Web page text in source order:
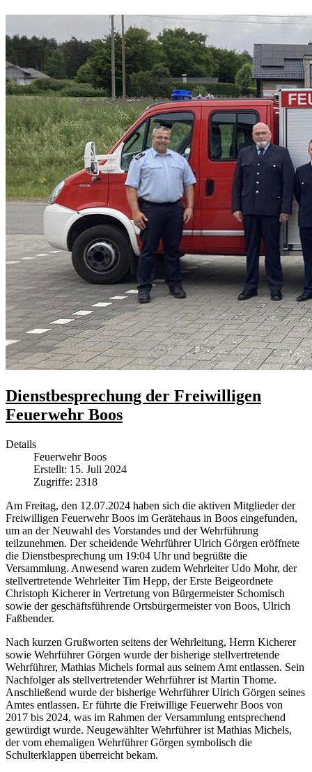
Dienstbesprechung der Freiwilligen
Feuerwehr Boos
Details
Feuerwehr Boos
Erstellt: 15. Juli 2024
Zugriffe: 2318
Am Freitag, den 12.07.2024 haben sich die aktiven Mitglieder der
Freiwilligen Feuerwehr Boos im Gerätehaus in Boos eingefunden,
um an der Neuwahl des Vorstandes und der Wehrführung
teilzunehmen. Der scheidende Wehrführer Ulrich Görgen eröffnete
die Dienstbesprechung um 19:04 Uhr und begrüßte die
Versammlung. Anwesend waren zudem Wehrleiter Udo Mohr, der
stellvertretende Wehrleiter Tim Hepp, der Erste Beigeordnete
Christoph Kicherer in Vertretung von Bürgermeister Schomisch
sowie der geschäftsführende Ortsbürgermeister von Boos, Ulrich
Faßbender.
Nach kurzen Grußworten seitens der Wehrleitung, Herrn Kicherer
sowie Wehrführer Görgen wurde der bisherige stellvertretende
Wehrführer, Mathias Michels formal aus seinem Amt entlassen. Sein
Nachfolger als stellvertretender Wehrführer ist Martin Thome.
Anschließend wurde der bisherige Wehrführer Ulrich Görgen seines
Amtes entlassen. Er führte die Freiwillige Feuerwehr Boos von
2017 bis 2024, was im Rahmen der Versammlung entsprechend
gewürdigt wurde. Neugewählter Wehrführer ist Mathias Michels,
der vom ehemaligen Wehrführer Görgen symbolisch die
Schulterklappen überreicht bekam.